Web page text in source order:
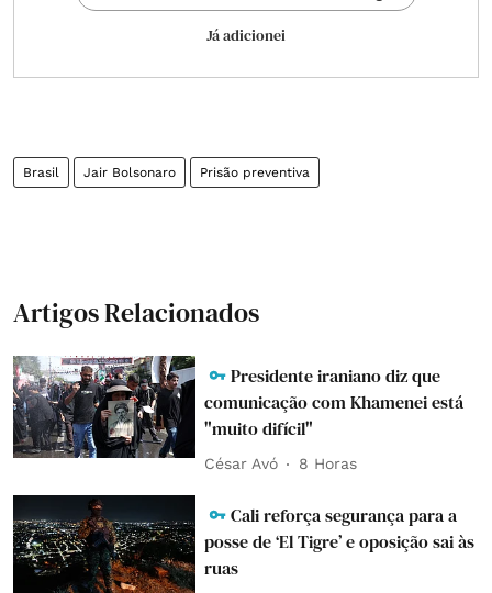
Já adicionei
Brasil Jair Bolsonaro Prisão preventiva
Artigos Relacionados
Presidente iraniano diz que
comunicação com Khamenei está
"muito difícil"
César Avó 8 Horas
Cali reforça segurança para a
posse de ‘El Tigre’ e oposição sai às
ruas